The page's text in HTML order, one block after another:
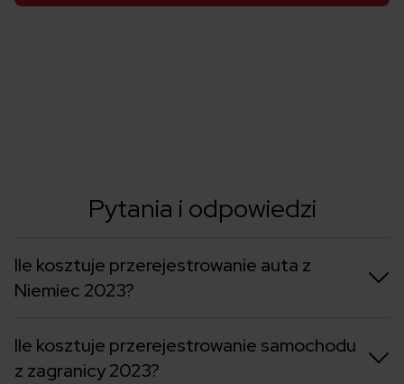
Pytania i odpowiedzi
Ile kosztuje przerejestrowanie auta z
Niemiec 2023?
Ile kosztuje przerejestrowanie samochodu
z zagranicy 2023?